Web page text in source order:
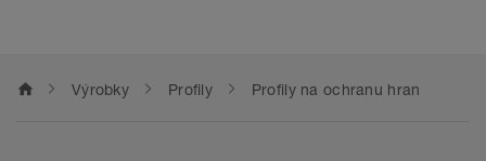
home Výrobky Profily Profily na ochranu hran